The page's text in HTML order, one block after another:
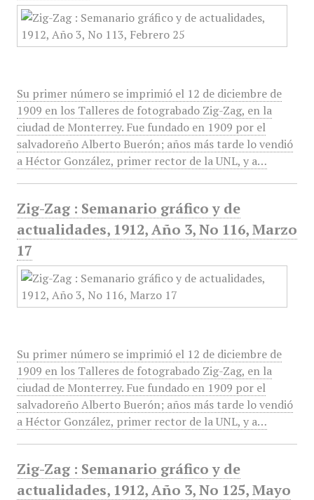
Su primer número se imprimió el 12 de diciembre de
1909 en los Talleres de fotograbado Zig-Zag, en la
ciudad de Monterrey. Fue fundado en 1909 por el
salvadoreño Alberto Buerón; años más tarde lo vendió
a Héctor González, primer rector de la UNL, y a…
Zig-Zag : Semanario gráfico y de
actualidades, 1912, Año 3, No 116, Marzo
17
Su primer número se imprimió el 12 de diciembre de
1909 en los Talleres de fotograbado Zig-Zag, en la
ciudad de Monterrey. Fue fundado en 1909 por el
salvadoreño Alberto Buerón; años más tarde lo vendió
a Héctor González, primer rector de la UNL, y a…
Zig-Zag : Semanario gráfico y de
actualidades, 1912, Año 3, No 125, Mayo